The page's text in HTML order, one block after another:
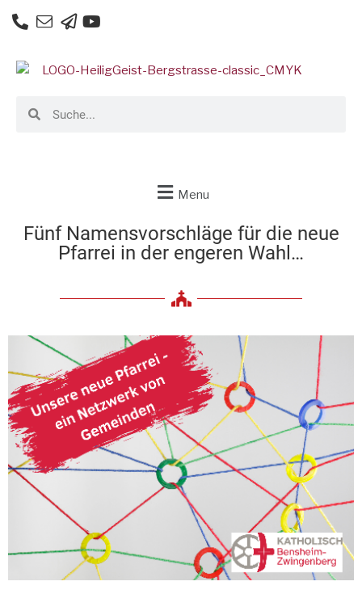
Menu
Fünf Namensvorschläge für die neue
Pfarrei in der engeren Wahl…